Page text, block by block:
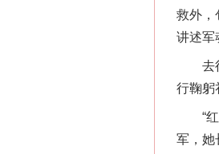
救外，
讲述
去往
行鞠躬
“红9
军，她